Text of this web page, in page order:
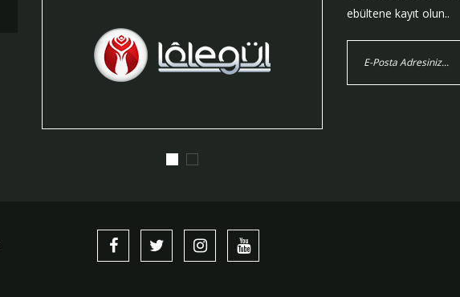
ebültene kayıt olun..